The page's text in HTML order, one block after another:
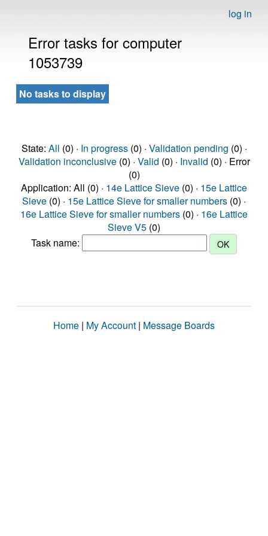
log in
Error tasks for computer
1053739
No tasks to display
State: All (0) · In progress(0) · Validation pending (0) ·
Validation inconclusive(0) · Valid (0) · Invalid (0) · Error
(0)
Application: All (0) · 14e Lattice Sieve (0) · 15e Lattice
Sieve (0) · 15e Lattice Sieve for smaller numbers (0) ·
16e Lattice Sieve for smaller numbers (0) · 16e Lattice
Sieve V5 (0)
Task name:
Home | My Account | Message Boards